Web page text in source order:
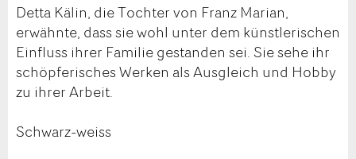
Detta Kälin, die Tochter von Franz Marian,
erwähnte, dass sie wohl unter dem künstlerischen
Einfluss ihrer Familie gestanden sei. Sie sehe ihr
schöpferisches Werken als Ausgleich und Hobby
zu ihrer Arbeit.
Schwarz-weiss